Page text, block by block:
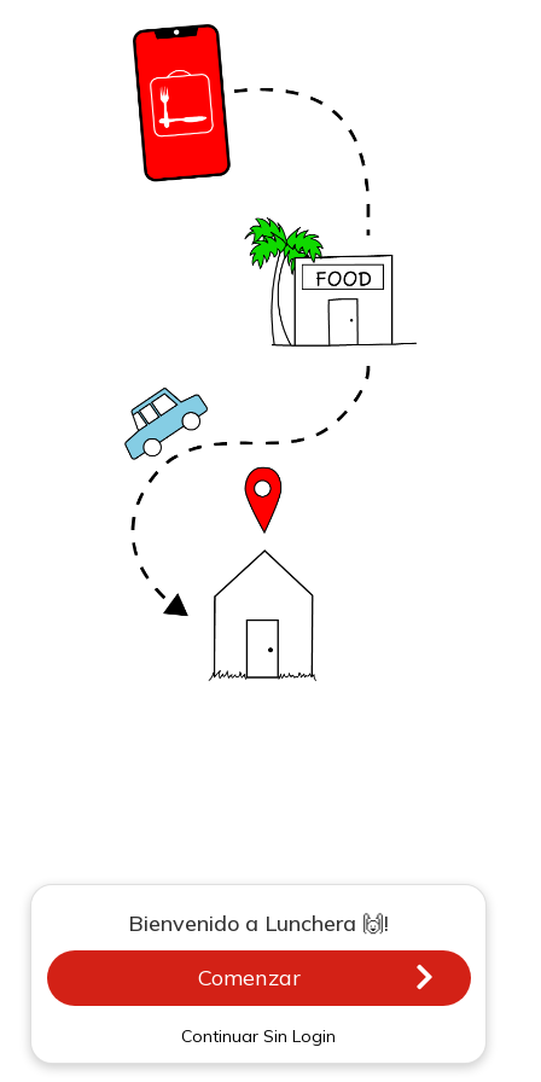
Bienvenido a Lunchera 🙌!
Comenzar
Continuar Sin Login